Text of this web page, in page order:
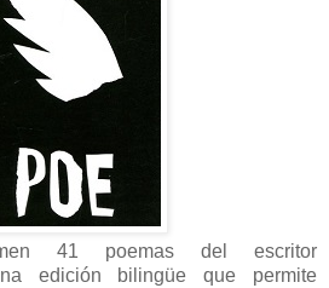
41 poemas del escritor
edición bilingüe que permite